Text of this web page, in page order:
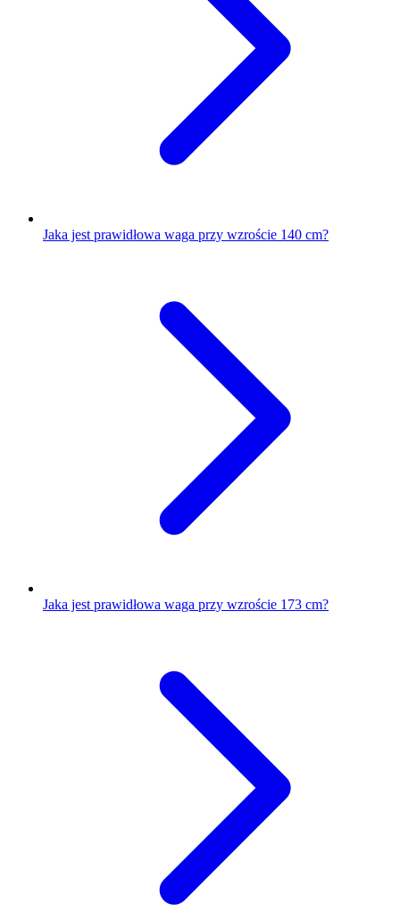
Jaka jest prawidłowa waga przy wzroście 140 cm?
Jaka jest prawidłowa waga przy wzroście 173 cm?